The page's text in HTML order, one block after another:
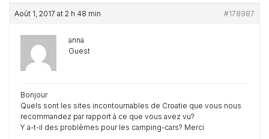
Août 1, 2017 at 2 h 48 min #178987
anna
Guest
Bonjour
Quels sont les sites incontournables de Croatie que vous nous
recommandez par rapport à ce que vous avez vu?
Y a-t-il des problèmes pour les camping-cars? Merci